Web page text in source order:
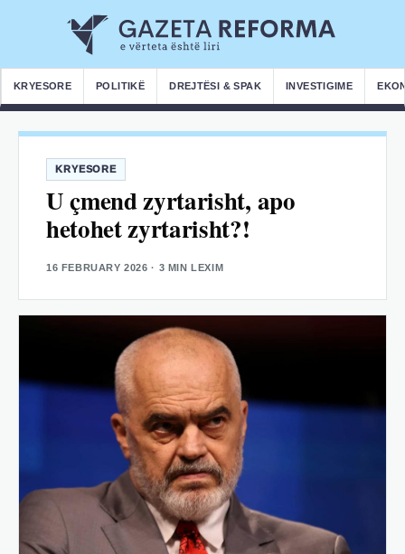
KRYESORE POLITIKË DREJTËSI & SPAK INVESTIGIME
KRYESORE
U çmend zyrtarisht, apo
hetohet zyrtarisht?!
16 FEBRUARY 2026 · 3 MIN LEXIM